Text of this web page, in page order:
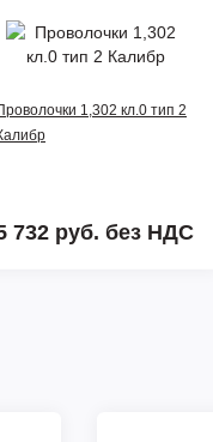
1,302 кл.0 тип 2
732 руб. без НДС